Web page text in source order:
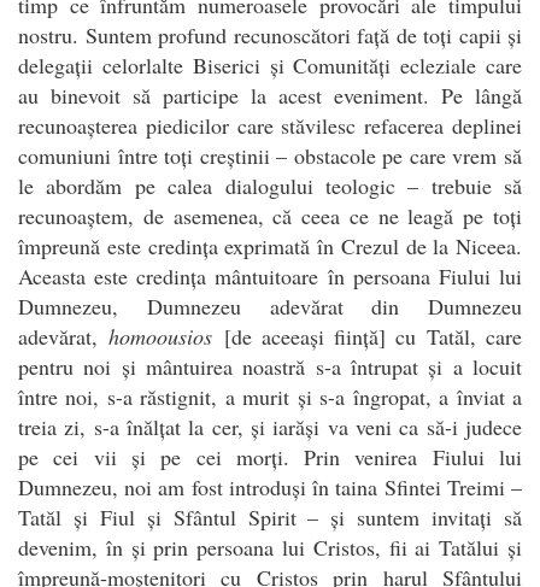
nostru. Suntem profund recunoscători față de toți capii și
delegații celorlalte Biserici și Comunități ecleziale care
au binevoit să participe la acest eveniment. Pe lângă
recunoașterea piedicilor care stăvilesc refacerea deplinei
comuniuni între toți creștinii – obstacole pe care vrem să
le abordăm pe calea dialogului teologic – trebuie să
recunoaștem, de asemenea, că ceea ce ne leagă pe toți
împreună este credința exprimată în Crezul de la Niceea.
Aceasta este credința mântuitoare în persoana Fiului lui
Dumnezeu, Dumnezeu adevărat din Dumnezeu
adevărat,homoousios [de aceeași ființă] cu Tatăl, care
pentru noi și mântuirea noastră s-a întrupat și a locuit
între noi, s-a răstignit, a murit și s-a îngropat, a înviat a
treia zi, s-a înălțat la cer, și iarăși va veni ca să-i judece
pe cei vii și pe cei morți. Prin venirea Fiului lui
Dumnezeu, noi am fost introduși în taina Sfintei Treimi –
Tatăl și Fiul și Sfântul Spirit – și suntem invitați să
devenim, în și prin persoana lui Cristos, fii ai Tatălui și
împreună-moștenitori cu Cristos prin harul Sfântului